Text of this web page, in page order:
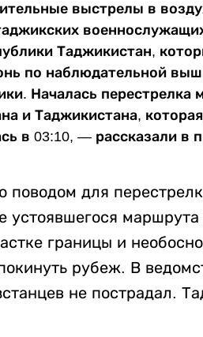
выстрелы в
Таджикистан,
по наблюдательной
Началась
и Таджикистана,
в 03:10, — рассказали в
поводом для
устоявшегося
границы и
рубеж. В
не пострадал.